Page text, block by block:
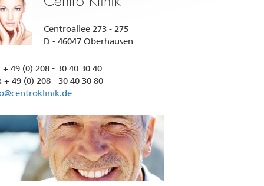
Centroallee 273 - 275
D - 46047 Oberhausen
+ 49 (0) 208 - 30 40 30 40
+ 49 (0) 208 - 30 40 30 80